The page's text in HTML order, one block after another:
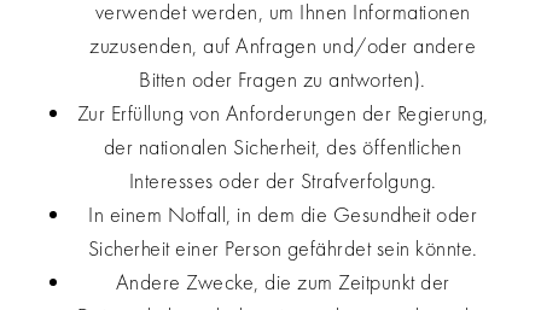
verwendet werden, um Ihnen Informationen
zuzusenden, auf Anfragen und/oder andere
Bitten oder Fragen zu antworten).
Zur Erfüllung von Anforderungen der Regierung,
der nationalen Sicherheit, des öffentlichen
Interesses oder der Strafverfolgung.
In einem Notfall, in dem die Gesundheit oder
Sicherheit einer Person gefährdet sein könnte.
Andere Zwecke, die zum Zeitpunkt der